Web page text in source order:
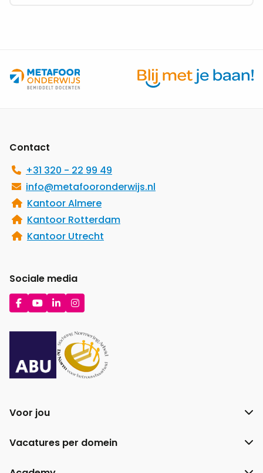
Contact
+31 320 - 22 99 49
info@metafooronderwijs.nl
Kantoor Almere
Kantoor Rotterdam
Kantoor Utrecht
Sociale media
Ga
naar
Ga
naar
Ga
naar
Ga
naar
Voor jou
Vacatures per domein